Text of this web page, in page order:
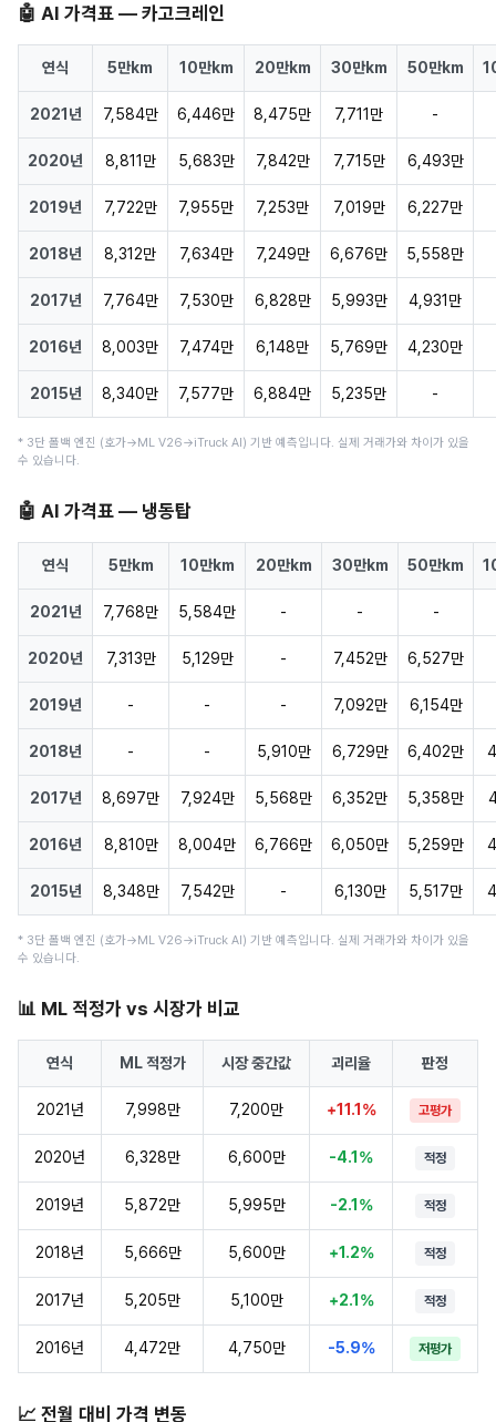
🤖 AI 가격표 — 카고크레인
연식 5만km 10만km 20만km 30만km 50만km
2021년 7,584만 6,446만 8,475만 7,711만 -
2020년 8,811만 5,683만 7,842만 7,715만 6,493만
2019년 7,722만 7,955만 7,253만 7,019만 6,227만
2018년 8,312만 7,634만 7,249만 6,676만 5,558만
2017년 7,764만 7,530만 6,828만 5,993만 4,931만
2016년 8,003만 7,474만 6,148만 5,769만 4,230만
2015년 8,340만 7,577만 6,884만 5,235만 -
* 3단 폴백 엔진 (호가→ML V26→iTruck AI) 기반 예측입니다. 실제 거래가와 차이가 있을
수 있습니다.
🤖 AI 가격표 — 냉동탑
연식 5만km 10만km 20만km 30만km 50만km
2021년 7,768만 5,584만 - - -
2020년 7,313만 5,129만 - 7,452만 6,527만
2019년 - - - 7,092만 6,154만
2018년 - - 5,910만 6,729만 6,402만
2017년 8,697만 7,924만 5,568만 6,352만 5,358만
2016년 8,810만 8,004만 6,766만 6,050만 5,259만
2015년 8,348만 7,542만 - 6,130만 5,517만
* 3단 폴백 엔진 (호가→ML V26→iTruck AI) 기반 예측입니다. 실제 거래가와 차이가 있을
수 있습니다.
📊 ML 적정가 vs 시장가 비교
연식 ML 적정가 시장 중간값 괴리율 판정
2021년 7,998만 7,200만 +11.1% 고평가
2020년 6,328만 6,600만 -4.1% 적정
2019년 5,872만 5,995만 -2.1% 적정
2018년 5,666만 5,600만 +1.2% 적정
2017년 5,205만 5,100만 +2.1% 적정
2016년 4,472만 4,750만 -5.9% 저평가
📈 전월 대비 가격 변동